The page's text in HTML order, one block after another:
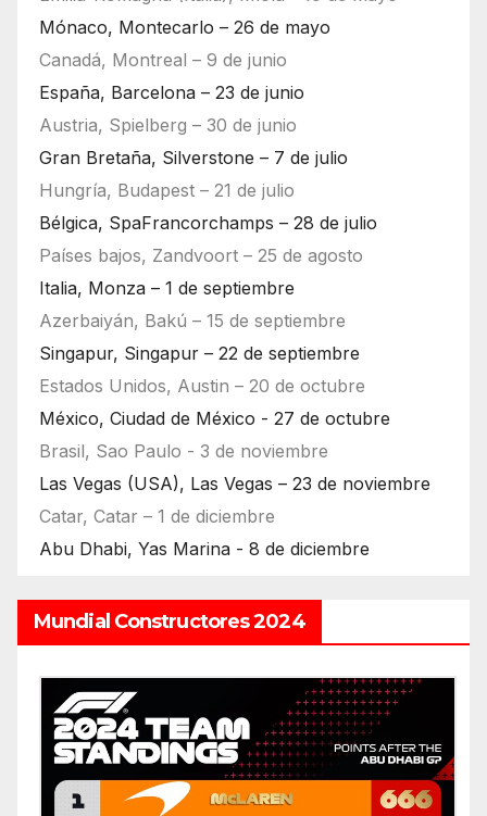
Mónaco, Montecarlo – 26 de mayo
Canadá, Montreal – 9 de junio
España, Barcelona – 23 de junio
Austria, Spielberg – 30 de junio
Gran Bretaña, Silverstone – 7 de julio
Hungría, Budapest – 21 de julio
Bélgica, SpaFrancorchamps – 28 de julio
Países bajos, Zandvoort – 25 de agosto
Italia, Monza – 1 de septiembre
Azerbaiyán, Bakú – 15 de septiembre
Singapur, Singapur – 22 de septiembre
Estados Unidos, Austin – 20 de octubre
México, Ciudad de México - 27 de octubre
Brasil, Sao Paulo - 3 de noviembre
Las Vegas (USA), Las Vegas – 23 de noviembre
Catar, Catar – 1 de diciembre
Abu Dhabi, Yas Marina - 8 de diciembre
Mundial Constructores 2024